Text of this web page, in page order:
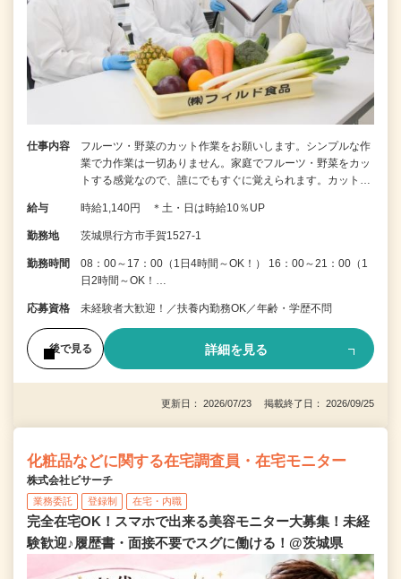
仕事内容
フルーツ・野菜のカット作業をお願いします。シンプルな作
業で力作業は一切ありません。家庭でフルーツ・野菜をカッ
トする感覚なので、誰にでもすぐに覚えられます。カット…
給与 時給1,140円 ＊土・日は時給10％UP
勤務地 茨城県行方市手賀1527-1
勤務時間
08：00～17：00（1日4時間～OK！） 16：00～21：00（1
日2時間～OK！…
応募資格 未経験者大歓迎！／扶養内勤務OK／年齢・学歴不問
後で見る 詳細を見る
更新日： 2026/07/23 掲載終了日： 2026/09/25
化粧品などに関する在宅調査員・在宅モニター
株式会社ビサーチ
業務委託 登録制 在宅・内職
完全在宅OK！スマホで出来る美容モニター大募集！未経
験歓迎♪履歴書・面接不要でスグに働ける！@茨城県